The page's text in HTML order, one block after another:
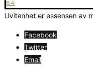
64
Uvitenhet er essensen av
Facebook
Twitter
Email